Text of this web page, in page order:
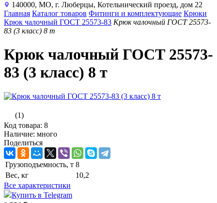
140000, МО, г. Люберцы, Котельнический проезд, дом 22
Главная Каталог товаров Фитинги и комплектующие Крюки
Крюк чалочный ГОСТ 25573-83 Крюк чалочный ГОСТ 25573-
83 (3 класс) 8 т
Крюк чалочный ГОСТ 25573-
83 (3 класс) 8 т
(1)
Код товара: 8
Наличие: много
Поделиться
Грузоподъемность, т 8
Вес, кг
10,2
Все характеристики
Купить в Telegram